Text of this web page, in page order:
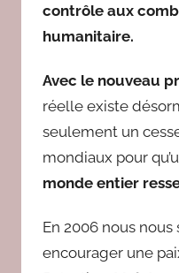
contrôle aux
humanitaire.
Avec le nouveau
réelle existe
seulement un
mondiaux pour
monde entier
En 2006 nous
encourager une